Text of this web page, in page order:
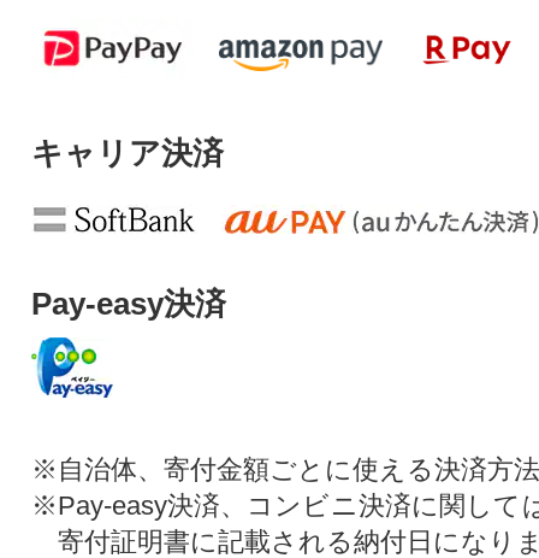
キャリア決済
Pay-easy決済
※自治体、寄付金額ごとに使える決済方
※Pay-easy決済、コンビニ決済に関して
寄付証明書に記載される納付日になり